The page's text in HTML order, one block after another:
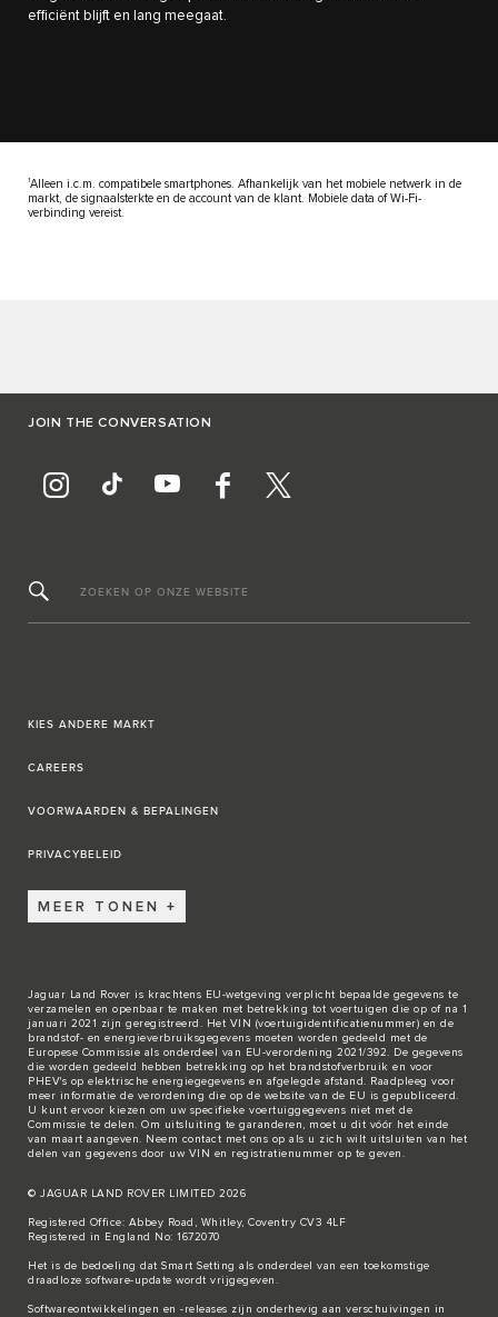
efficiënt blijft en lang meegaat.
1Alleen i.c.m. compatibele smartphones. Afhankelijk van het mobiele netwerk in de
markt, de signaalsterkte en de account van de klant. Mobiele data of Wi-Fi-
verbinding vereist.
JOIN THE CONVERSATION
ZOEKEN OP ONZE WEBSITE
KIES ANDERE MARKT
CAREERS
VOORWAARDEN & BEPALINGEN
PRIVACYBELEID
MEER TONEN
Jaguar Land Rover is krachtens EU-wetgeving verplicht bepaalde gegevens te
verzamelen en openbaar te maken met betrekking tot voertuigen die op of na 1
januari 2021 zijn geregistreerd. Het VIN (voertuigidentificatienummer) en de
brandstof- en energieverbruiksgegevens moeten worden gedeeld met de
Europese Commissie als onderdeel van EU-verordening 2021/392. De gegevens
die worden gedeeld hebben betrekking op het brandstofverbruik en voor
PHEV's op elektrische energiegegevens en afgelegde afstand. Raadpleeg voor
meer informatie de verordening die op de website van de EU is gepubliceerd.
U kunt ervoor kiezen om uw specifieke voertuiggegevens niet met de
Commissie te delen. Om uitsluiting te garanderen, moet u dit vóór het einde
van maart aangeven. Neem contact met ons op als u zich wilt uitsluiten van het
delen van gegevens door uw VIN en registratienummer op te geven.
© JAGUAR LAND ROVER LIMITED 2026
Registered Office: Abbey Road, Whitley, Coventry CV3 4LF
Registered in England No: 1672070
Het is de bedoeling dat Smart Setting als onderdeel van een toekomstige
draadloze software-update wordt vrijgegeven.
Softwareontwikkelingen en -releases zijn onderhevig aan verschuivingen in